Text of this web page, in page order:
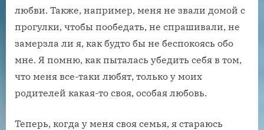
любви. Также, например, меня не звали домой с
прогулки, чтобы пообедать, не спрашивали, не
замерзла ли я, как будто бы не беспокоясь обо
мне. Я помню, как пыталась убедить себя в том,
что меня все-таки любят, только у моих
родителей какая-то своя, особая любовь.
Теперь, когда у меня своя семья, я стараюсь